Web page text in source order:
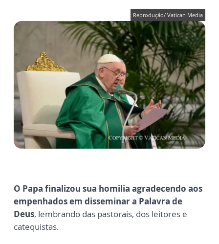
Reprodução/ Vatican Media
O Papa finalizou sua homilia agradecendo aos
empenhados em disseminar a Palavra de
Deus, lembrando das pastorais, dos leitores e
catequistas.